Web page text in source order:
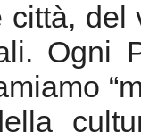
città, del
Ogni